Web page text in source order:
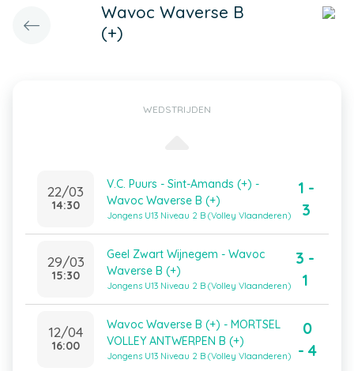
Wavoc Waverse B
(+)
WEDSTRIJDEN
22/03
14:30
V.C. Puurs - Sint-Amands (+) -
Wavoc Waverse B (+)
Jongens U13 Niveau 2 B (Volley Vlaanderen)
1 -
3
29/03
15:30
Geel Zwart Wijnegem - Wavoc
Waverse B (+)
Jongens U13 Niveau 2 B (Volley Vlaanderen)
3 -
1
12/04
16:00
Wavoc Waverse B (+) - MORTSEL
VOLLEY ANTWERPEN B (+)
Jongens U13 Niveau 2 B (Volley Vlaanderen)
0
- 4